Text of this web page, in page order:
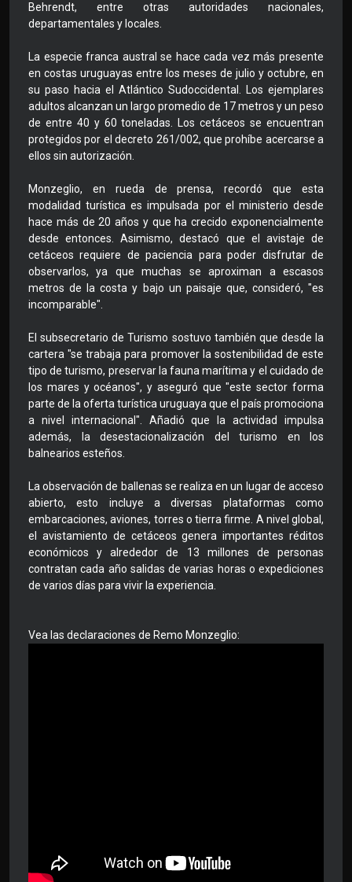
Behrendt, entre otras autoridades nacionales,
departamentales y locales.
La especie franca austral se hace cada vez más presente
en costas uruguayas entre los meses de julio y octubre, en
su paso hacia el Atlántico Sudoccidental. Los ejemplares
adultos alcanzan un largo promedio de 17 metros y un peso
de entre 40 y 60 toneladas. Los cetáceos se encuentran
protegidos por el decreto 261/002, que prohíbe acercarse a
ellos sin autorización.
Monzeglio, en rueda de prensa, recordó que esta
modalidad turística es impulsada por el ministerio desde
hace más de 20 años y que ha crecido exponencialmente
desde entonces. Asimismo, destacó que el avistaje de
cetáceos requiere de paciencia para poder disfrutar de
observarlos, ya que muchas se aproximan a escasos
metros de la costa y bajo un paisaje que, consideró, "es
incomparable".
El subsecretario de Turismo sostuvo también que desde la
cartera "se trabaja para promover la sostenibilidad de este
tipo de turismo, preservar la fauna marítima y el cuidado de
los mares y océanos", y aseguró que "este sector forma
parte de la oferta turística uruguaya que el país promociona
a nivel internacional". Añadió que la actividad impulsa
además, la desestacionalización del turismo en los
balnearios esteños.
La observación de ballenas se realiza en un lugar de acceso
abierto, esto incluye a diversas plataformas como
embarcaciones, aviones, torres o tierra firme. A nivel global,
el avistamiento de cetáceos genera importantes réditos
económicos y alrededor de 13 millones de personas
contratan cada año salidas de varias horas o expediciones
de varios días para vivir la experiencia.
Vea las declaraciones de Remo Monzeglio: